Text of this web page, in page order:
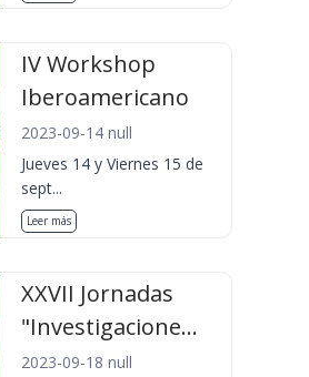
IV Workshop
Iberoamericano
2023-09-14 null
Jueves 14 y Viernes 15 de
sept...
Leer más
XXVII Jornadas
"Investigacione...
2023-09-18 null